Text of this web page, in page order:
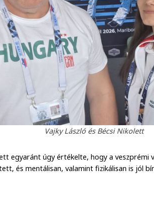
Vajky László és Bécsi Nikolett
egyaránt úgy értékelte, hogy a veszprémi
és mentálisan, valamint fizikálisan is jól